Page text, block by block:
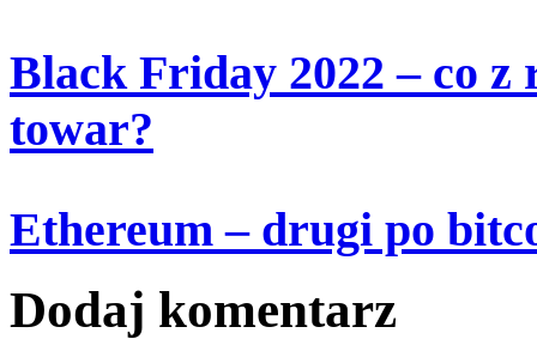
Black Friday 2022 – co
towar?
Ethereum – drugi po
Dodaj komentarz